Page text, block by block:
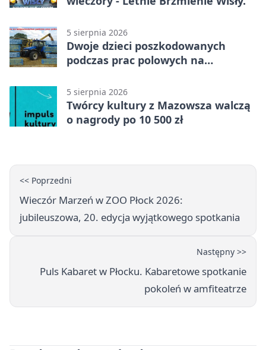
5 sierpnia 2026
Dwoje dzieci poszkodowanych
podczas prac polowych na
5 sierpnia 2026
Twórcy kultury z Mazowsza walczą
o nagrody po 10 500 zł
<< Poprzedni
Wieczór Marzeń w ZOO Płock 2026:
jubileuszowa, 20. edycja wyjątkowego spotkania
Następny >>
Puls Kabaret w Płocku. Kabaretowe spotkanie
pokoleń w amfiteatrze